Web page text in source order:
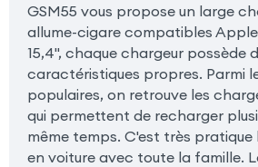
GSM55 vous propose un large
allume-cigare compatibles
15,4", chaque chargeur possède
caractéristiques propres. Parmi
populaires, on retrouve les
qui permettent de recharger
même temps. C'est très
en voiture avec toute la famille.